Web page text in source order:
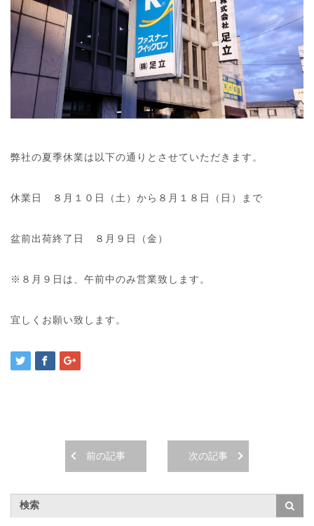
弊社の夏季休業は以下の通りとさせていただきます。
休業日 ８月１０日（土）から８月１８日（日）まで
盆前出荷終了日 ８月９日（金）
※８月９日は、午前中のみ営業致します。
宜しくお願い致します。
前の記事 次の記事